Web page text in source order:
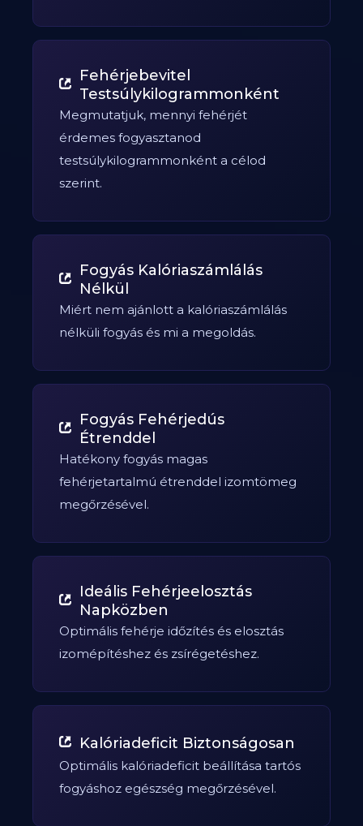
Fehérjebevitel
Testsúlykilogrammonként
Megmutatjuk, mennyi fehérjét
érdemes fogyasztanod
testsúlykilogrammonként a célod
szerint.
Fogyás Kalóriaszámlálás
Nélkül
Miért nem ajánlott a kalóriaszámlálás
nélküli fogyás és mi a megoldás.
Fogyás Fehérjedús
Étrenddel
Hatékony fogyás magas
fehérjetartalmú étrenddel izomtömeg
megőrzésével.
Ideális Fehérjeelosztás
Napközben
Optimális fehérje időzítés és elosztás
izomépítéshez és zsírégetéshez.
Kalóriadeficit Biztonságosan
Optimális kalóriadeficit beállítása tartós
fogyáshoz egészség megőrzésével.